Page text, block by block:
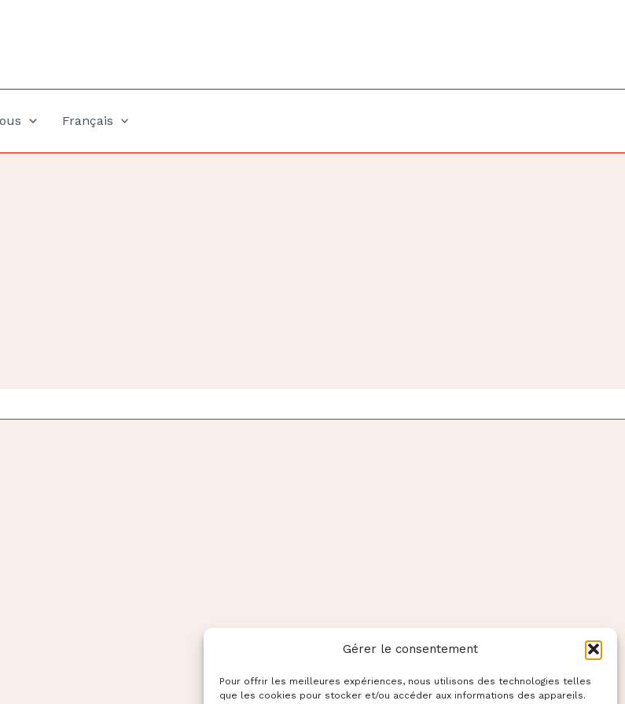
Gérer le consentement
Pour offrir les meilleures expériences, nous utilisons des technologies telles
que les cookies pour stocker et/ou accéder aux informations des appareils.
Français